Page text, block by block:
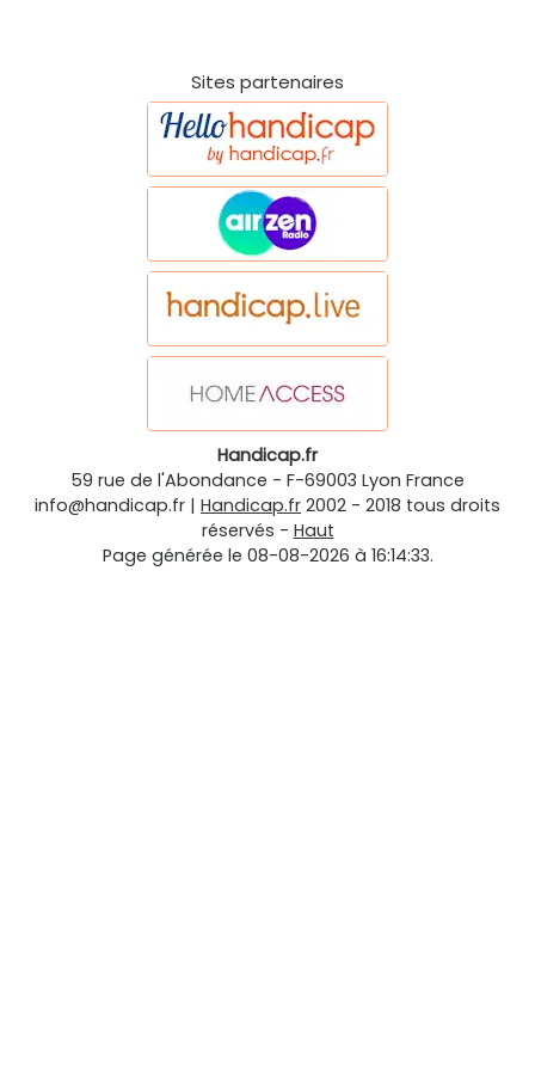
Sites partenaires
Handicap.fr
59 rue de l'Abondance - F-69003 Lyon France
info@handicap.fr | Handicap.fr 2002 - 2018 tous droits
réservés - Haut
Page générée le 08-08-2026 à 16:14:33.